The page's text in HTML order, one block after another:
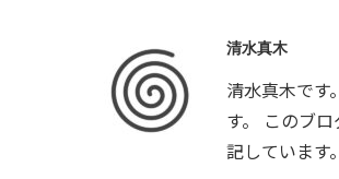
清水真木
清水真木です
す。 このブ
記しています。